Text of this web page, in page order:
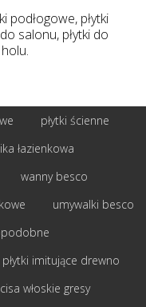
podłogowe, płytki
salonu, płytki do
płytki ścienne
łazienkowa
wanny besco
umywalki besco
płytki imitujące drewno
cisa włoskie gresy